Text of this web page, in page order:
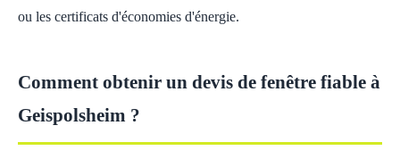
ou les certificats d'économies d'énergie.
Comment obtenir un devis de fenêtre fiable à
Geispolsheim ?